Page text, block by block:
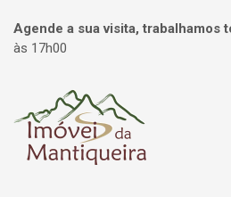
Agende a sua visita, trabalhamos
às 17h00
Página inicial